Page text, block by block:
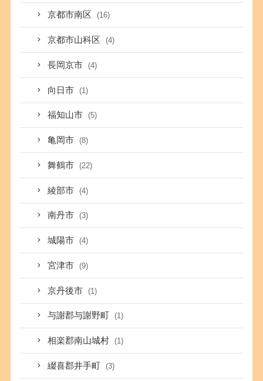
京都市南区 (16)
京都市山科区 (4)
長岡京市 (4)
向日市 (1)
福知山市 (5)
亀岡市 (8)
舞鶴市 (22)
綾部市 (4)
南丹市 (3)
城陽市 (4)
宮津市 (9)
京丹後市 (1)
与謝郡与謝野町 (1)
相楽郡南山城村 (1)
綴喜郡井手町 (3)